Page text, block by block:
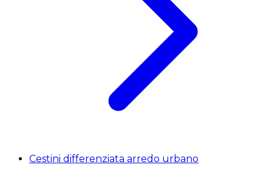
Cestini differenziata arredo urbano